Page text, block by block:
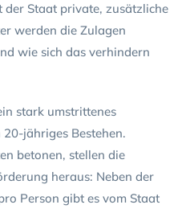
der Staat private, zusätzliche
werden die Zulagen
wie sich das verhindern
stark umstrittenes
jähriges Bestehen.
betonen, stellen die
heraus: Neben der
Person gibt es vom Staat